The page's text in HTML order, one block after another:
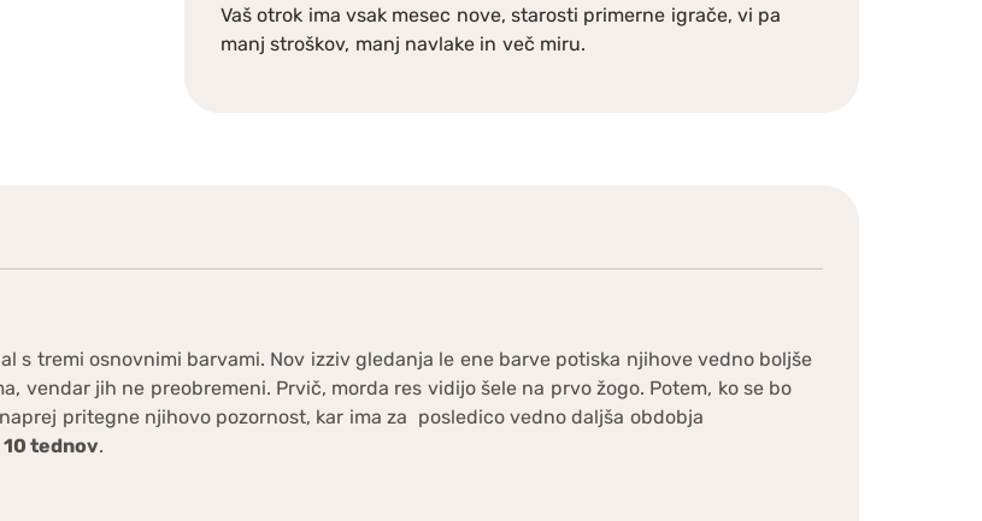
Vaš otrok ima vsak mesec nove, starosti primerne igrače, vi pa
manj stroškov, manj navlake in več miru.
s tremi osnovnimi barvami. Nov izziv gledanja le ene barve potiska njihove vedno boljše
vendar jih ne preobremeni. Prvič, morda res vidijo šele na prvo žogo. Potem, ko se bo
naprej pritegne njihovo pozornost, kar ima za posledico vedno daljša obdobja
10 tednov.